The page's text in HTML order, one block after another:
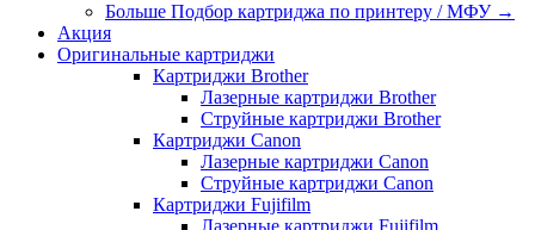
Больше Подбор картриджа по принтеру / МФУ →
Акция
Оригинальные картриджи
Картриджи Brother
Лазерные картриджи Brother
Струйные картриджи Brother
Картриджи Canon
Лазерные картриджи Canon
Струйные картриджи Canon
Картриджи Fujifilm
Лазерные картриджи Fujifilm